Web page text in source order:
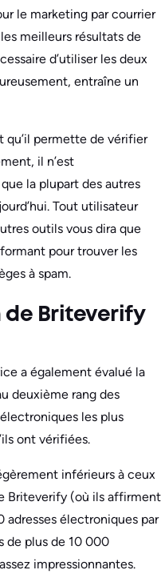
le marketing par courrier
meilleurs résultats de
d’utiliser les deux
entraîne un
qu’il permette de vérifier
il n’est
la plupart des autres
Tout utilisateur
outils vous dira que
pour trouver les
à spam.
de Briteverify
a également évalué la
deuxième rang des
les plus
ont vérifiées.
inférieurs à ceux
Briteverify (où ils affirment
électroniques par
de plus de 10 000
impressionnantes.